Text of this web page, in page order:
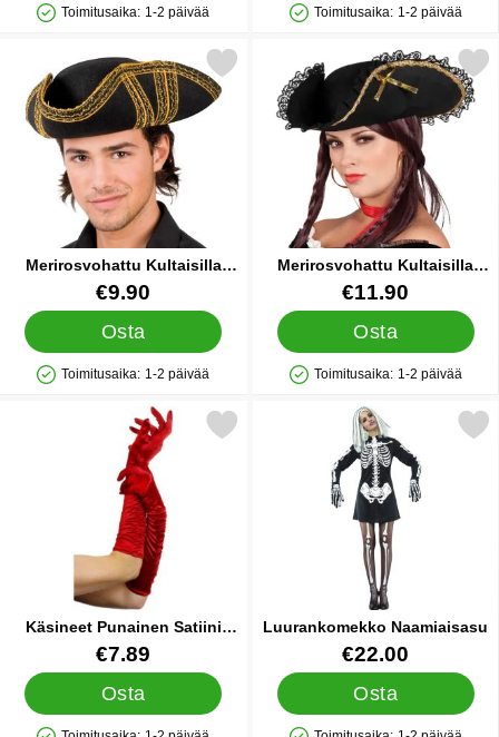
Saatavuus: Varastossa
Toimitusaika: 1-2 päivää
Saatavuus: Varastossa
Toimitusaika: 1-2 päivää
Merirosvohattu Kultaisilla
Yksityiskohdilla
Tuote.nro 15454
€9.90
Osta
Saatavuus: Varastossa
Toimitusaika: 1-2 päivää
merirosvohattu Kultaisilla Yksityiskohdilla suosikiksi
Merirosvohattu Kultaisilla
Ruseteillla
Tuote.nro 15567€11.90
Osta
Saatavuus: Varastossa
Toimitusaika: 1-2 päivää
Merkitse merirosvohattu
Käsineet Punainen Satiini
Rypytyksellä 46 cm
Tuote.nro 6890€7.89
Osta
käsineet Punainen Satiini Rypytyksellä 46 cm suosikiksi
Luurankomekko Naamiaisasu
Tuote.nro 1270€22.00
Osta
Merkitse luurankomekko